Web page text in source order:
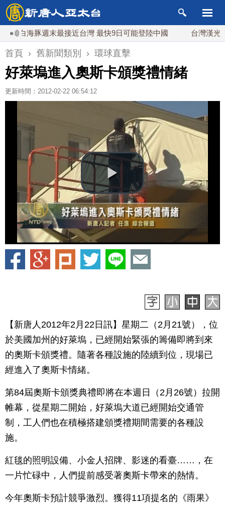
白海豚週末最接近台灣 最快9日可能登陸中國 台灣漢光首
首頁 › 舊新聞類別 › 環球直擊
好萊塢進入奧斯卡頒獎禮情緒
更新時間：2012-02-22 06:54:12
【新唐人2012年2月22日訊】星期二（2月21號），位
於美國加州的好萊塢，已經開始緊張的籌備即將到來
的奧斯卡頒獎禮。隨著各種設施的陸續到位，現場已
經進入了奧斯卡情緒。
第84屆奧斯卡頒獎典禮即將在本週日（2月26號）拉開
帷幕，從星期二開始，好萊塢大道已經開始交通管
制，工人們也在積極搭建頒獎禮期間需要的各種設
施。
紅毯的照明設備、小金人招牌、影迷的看臺……，在
一片忙碌中，人們提前感受著奧斯卡帶來的熱情。
今年奧斯卡預計競爭激烈。獲得11項提名的《雨果》